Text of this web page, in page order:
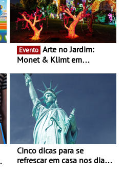
Evento
Monet & Klimt em
ao final de Setembro -
Experiência luminosa no
jardim do Museu de
Alberto Sampaio
Cinco dicas para se
refrescar em casa nos dias